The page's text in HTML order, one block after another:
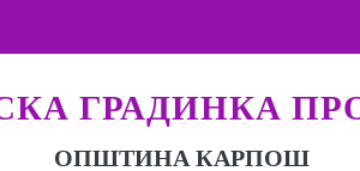
ГРАДИНКА
ОПШТИНА КАРПОШ